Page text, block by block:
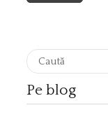
Pe blog